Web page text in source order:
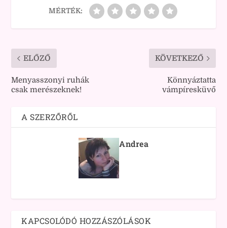
MÉRTÉK:
ELŐZŐ
Menyasszonyi ruhák
csak merészeknek!
KÖVETKEZŐ
Könnyáztatta
vámpíresküvő
A SZERZŐRŐL
Andrea
KAPCSOLÓDÓ HOZZÁSZÓLÁSOK